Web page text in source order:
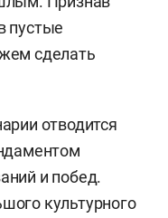
пустые
сделать
отводится
и побед.
культурного